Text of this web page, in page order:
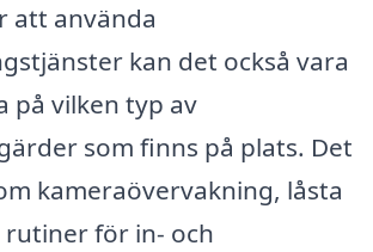
att använda
kan det också vara
på vilken typ av
som finns på plats. Det
kameraövervakning, låsta
för in- och